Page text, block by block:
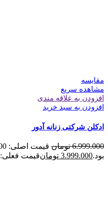
مقایسه
مشاهده سریع
افزودن به علاقه مندی
افزودن به سبد خرید
ادکلن شرکتی زنانه آدور
6.999.000 تومان
بود.3.999.000 تومانقیمت فعلی: 3.999.000 تومان.